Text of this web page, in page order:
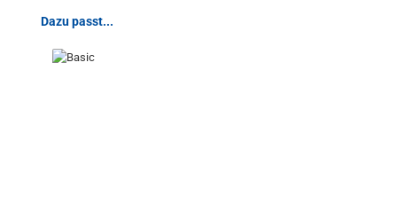
Produktgalerie überspringen
Dazu passt...